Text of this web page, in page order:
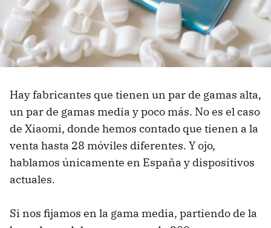
Hay fabricantes que tienen un par de gamas alta,
un par de gamas media y poco más. No es el caso
de Xiaomi, donde hemos contado que tienen a la
venta hasta 28 móviles diferentes. Y ojo,
hablamos únicamente en España y dispositivos
actuales.
Si nos fijamos en la gama media, partiendo de la